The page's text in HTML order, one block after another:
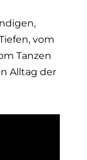
vom
Tanzen
Alltag der